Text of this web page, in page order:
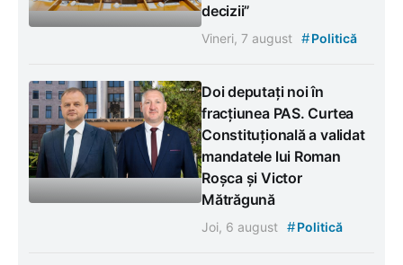
decizii”
Vineri, 7 august #Politică
Doi deputați noi în
fracțiunea PAS. Curtea
Constituțională a validat
mandatele lui Roman
Roșca și Victor
Mătrăgună
Joi, 6 august #Politică